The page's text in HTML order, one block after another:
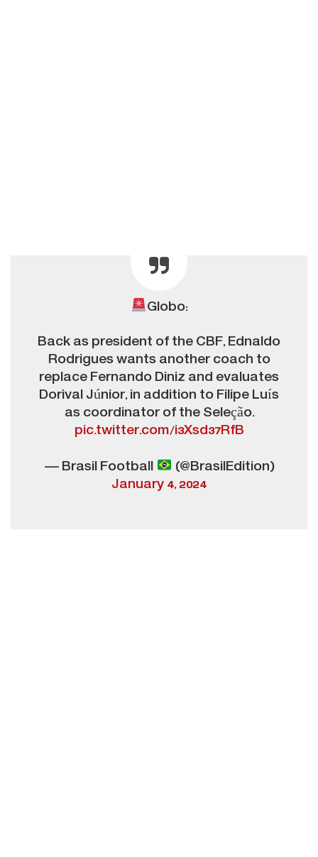
Globo:
Back as president of the CBF, Ednaldo
Rodrigues wants another coach to
replace Fernando Diniz and evaluates
Dorival Júnior, in addition to Filipe Luís
as coordinator of the Seleção.
pic.twitter.com/i3Xsd37RfB
— Brasil Football
(@BrasilEdition)
January 4, 2024